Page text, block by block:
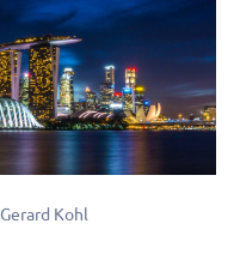
Gerard Kohl